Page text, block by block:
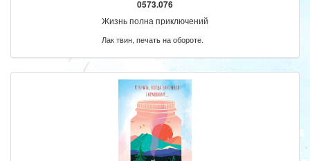
0573.076
Жизнь полна приключений
Лак твин, печать на обороте.